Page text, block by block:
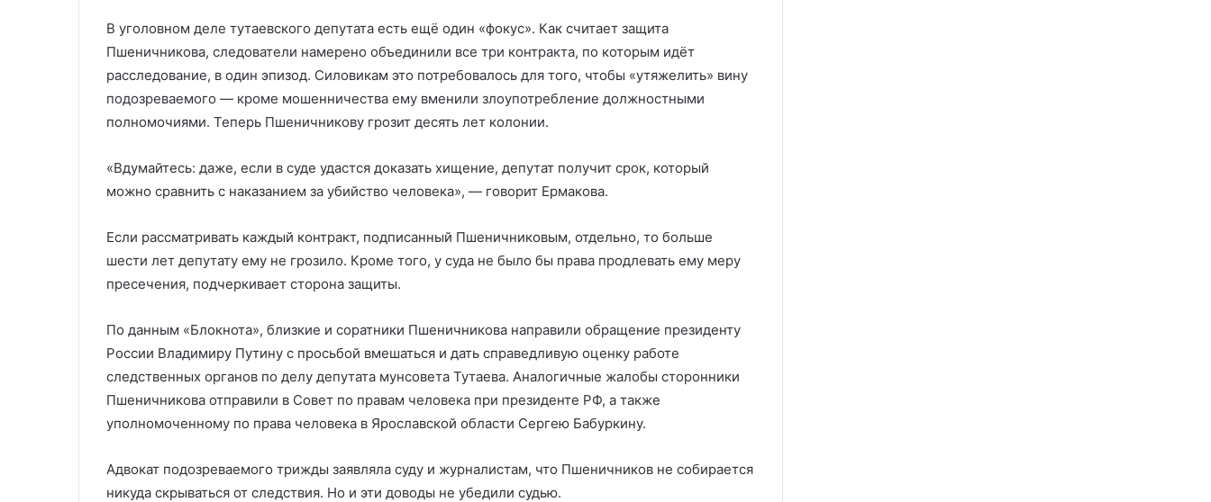
В уголовном деле тутаевского депутата есть ещё один «фокус». Как считает защита
Пшеничникова, следователи намерено объединили все три контракта, по которым идёт
расследование, в один эпизод. Силовикам это потребовалось для того, чтобы «утяжелить» вину
подозреваемого — кроме мошенничества ему вменили злоупотребление должностными
полномочиями. Теперь Пшеничникову грозит десять лет колонии.
«Вдумайтесь: даже, если в суде удастся доказать хищение, депутат получит срок, который
можно сравнить с наказанием за убийство человека», — говорит Ермакова.
Если рассматривать каждый контракт, подписанный Пшеничниковым, отдельно, то больше
шести лет депутату ему не грозило. Кроме того, у суда не было бы права продлевать ему меру
пресечения, подчеркивает сторона защиты.
По данным «Блокнота», близкие и соратники Пшеничникова направили обращение президенту
России Владимиру Путину с просьбой вмешаться и дать справедливую оценку работе
следственных органов по делу депутата мунсовета Тутаева. Аналогичные жалобы сторонники
Пшеничникова отправили в Совет по правам человека при президенте РФ, а также
уполномоченному по права человека в Ярославской области Сергею Бабуркину.
Адвокат подозреваемого трижды заявляла суду и журналистам, что Пшеничников не собирается
никуда скрываться от следствия. Но и эти доводы не убедили судью.